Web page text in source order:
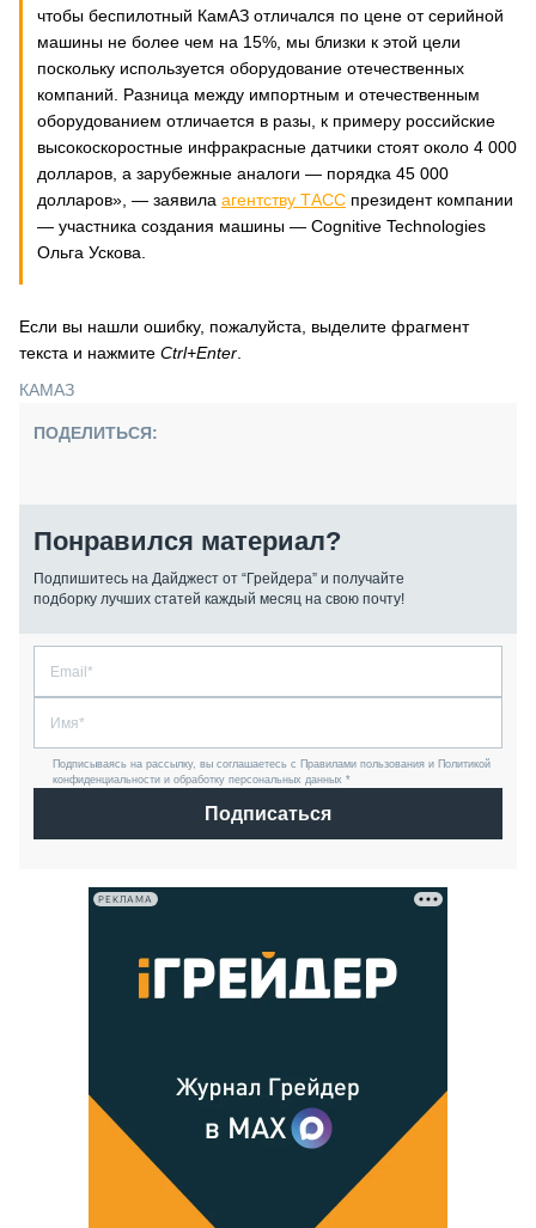
чтобы беспилотный КамАЗ отличался по цене от серийной
машины не более чем на 15%, мы близки к этой цели
поскольку используется оборудование отечественных
компаний. Разница между импортным и отечественным
оборудованием отличается в разы, к примеру российские
высокоскоростные инфракрасные датчики стоят около 4 000
долларов, а зарубежные аналоги — порядка 45 000
долларов», — заявила агентству ТАСС президент компании
— участника создания машины — Cognitive Technologies
Ольга Ускова.
Если вы нашли ошибку, пожалуйста, выделите фрагмент
текста и нажмите Ctrl+Enter
КАМАЗ
ПОДЕЛИТЬСЯ:
Понравился материал?
Подпишитесь на Дайджест от “Грейдера” и получайте
подборку лучших статей каждый месяц на свою почту!
Подписываясь на рассылку, вы соглашаетесь с Правилами пользования и Политикой
конфиденциальности и обработку персональных данных *
Подписаться
РЕКЛАМА